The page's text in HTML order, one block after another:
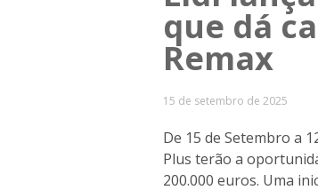
que dá
Remax
15 de setembro de 2025
De 15 de Setembro a
Plus terão a
200.000 euros. Uma